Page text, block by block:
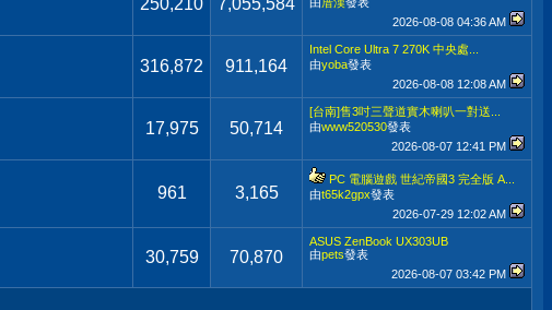
250,210 7,055,584
2026-08-08 04:36 AM
316,872 911,164
Intel Core Ultra 7 270K 中央處...
由yoba發表
2026-08-08 12:08 AM
17,975 50,714
[台南]售3吋三聲道實木喇叭一對送...
由www520530發表
2026-08-07 12:41 PM
961 3,165
PC 電腦遊戲 世紀帝國3 完全版 A...
由t65k2gpx發表
2026-07-29 12:02 AM
30,759 70,870
ASUS ZenBook UX303UB
由pets發表
2026-08-07 03:42 PM